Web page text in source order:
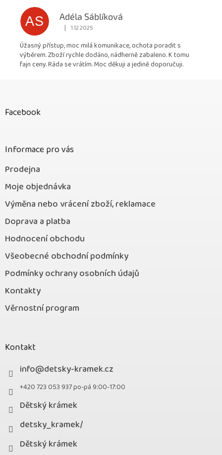
AS
Adéla Sáblíková
Hodnocení obchodu je 5 z 5 hvězdiček.
| 1.12.2025
Úžasný přístup, moc milá komunikace, ochota poradit s
výběrem. Zboží rychle dodáno, nádherně zabaleno. K tomu
fajn ceny. Ráda se vrátím. Moc děkuji a jedině doporučuji.
Facebook
Informace pro vás
Prodejna
Moje objednávka
Výměna nebo vrácení zboží, reklamace
Doprava a platba
Hodnocení obchodu
Všeobecné obchodní podmínky
Podmínky ochrany osobních údajů
Kontakty
Věrnostní program
Kontakt
info@detsky-kramek.cz
+420 723 053 937 po-pá 9:00-17:00
Dětský krámek
detsky_kramek/
Dětský krámek